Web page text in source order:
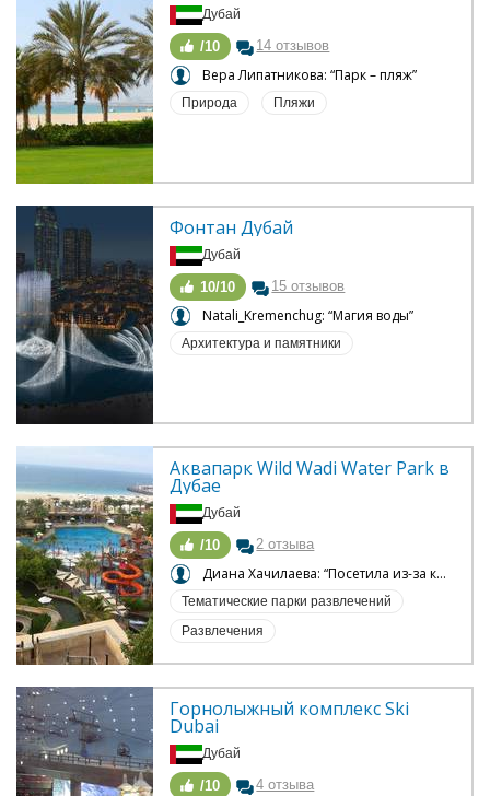
Дубай
/10 14 отзывов
Вера Липатникова: “Парк – пляж”
Природа Пляжи
Фонтан Дубай
Дубай
10/10 15 отзывов
Natali_Kremenchug: “Магия воды”
Архитектура и памятники
Аквапарк Wild Wadi Water Park в
Дубае
Дубай
/10 2 отзыва
Диана Хачилаева: “Посетила из-за крутого бассейна”
Тематические парки развлечений
Развлечения
Горнолыжный комплекс Ski
Dubai
Дубай
/10 4 отзыва